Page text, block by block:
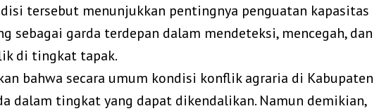
tersebut menunjukkan pentingnya penguatan kapasitas
sebagai garda terdepan dalam mendeteksi, mencegah, dan
di tingkat tapak.
bahwa secara umum kondisi konflik agraria di Kabupaten
dalam tingkat yang dapat dikendalikan. Namun demikian,